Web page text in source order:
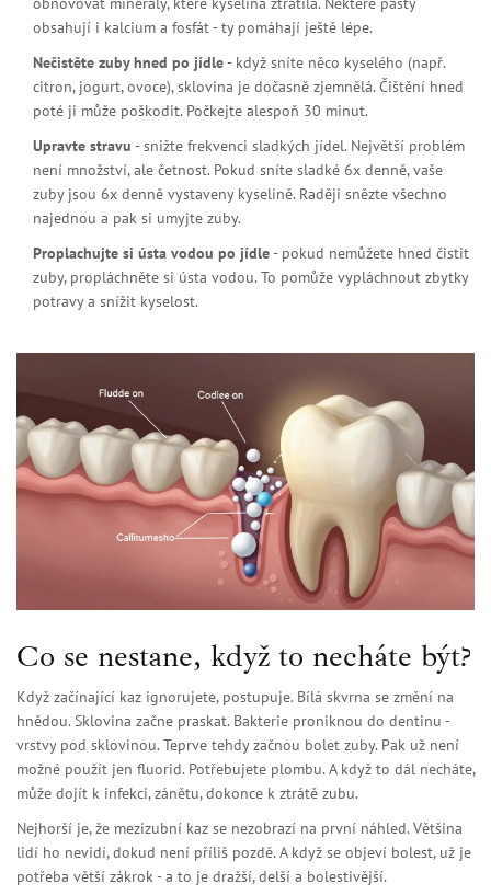
obsahují i kalcium a fosfát - ty pomáhají ještě lépe.
Nečistěte zuby hned po jídle- když sníte něco kyselého (např.
citron, jogurt, ovoce), sklovina je dočasně zjemnělá. Čištění hned
poté ji může poškodit. Počkejte alespoň 30 minut.
Upravte stravu - snižte frekvenci sladkých jídel. Největší problém
není množství, ale četnost. Pokud sníte sladké 6x denně, vaše
zuby jsou 6x denně vystaveny kyselině. Raději snězte všechno
najednou a pak si umyjte zuby.
Proplachujte si ústa vodou po jídle- pokud nemůžete hned čistit
zuby, propláchněte si ústa vodou. To pomůže vypláchnout zbytky
potravy a snížit kyselost.
Co se nestane, když to necháte být?
Když začínající kaz ignorujete, postupuje. Bílá skvrna se změní na
hnědou. Sklovina začne praskat. Bakterie proniknou do dentinu -
vrstvy pod sklovinou. Teprve tehdy začnou bolet zuby. Pak už není
možné použít jen fluorid. Potřebujete plombu. A když to dál necháte,
může dojít k infekci, zánětu, dokonce k ztrátě zubu.
Nejhorší je, že mezizubní kaz se nezobrazí na první náhled. Většina
lidí ho nevidí, dokud není příliš pozdě. A když se objeví bolest, už je
potřeba větší zákrok - a to je dražší, delší a bolestivější.